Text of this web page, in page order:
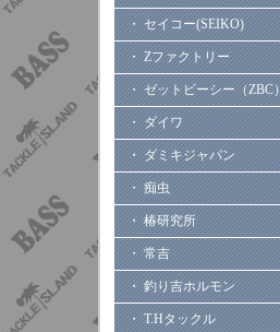
・ セイコー(SEIKO)
・ Zファクトリー
・ ゼットビーシー（ZBC）
・ ダイワ
・ ダミキジャパン
・ 痴虫
・ 椿研究所
・ 常吉
・ 釣り吉ホルモン
・ T.Hタックル